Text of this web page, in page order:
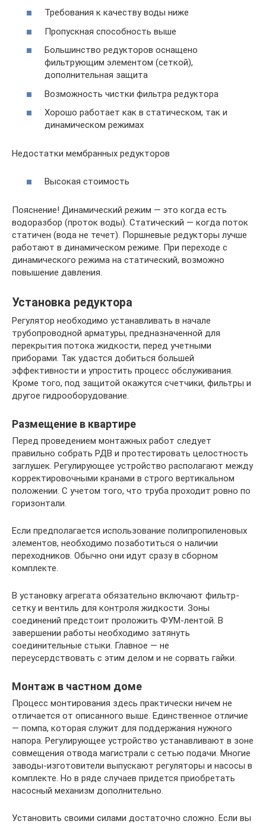
Требования к качеству воды ниже
Пропускная способность выше
Большинство редукторов оснащено
фильтрующим элементом (сеткой),
дополнительная защита
Возможность чистки фильтра редуктора
Хорошо работает как в статическом, так и
динамическом режимах
Недостатки мембранных редукторов
Высокая стоимость
Пояснение! Динамический режим — это когда есть
водоразбор (проток воды). Статический — когда поток
статичен (вода не течет). Поршневые редукторы лучше
работают в динамическом режиме. При переходе с
динамического режима на статический, возможно
повышение давления.
Установка редуктора
Регулятор необходимо устанавливать в начале
трубопроводной арматуры, предназначенной для
перекрытия потока жидкости, перед учетными
приборами. Так удастся добиться большей
эффективности и упростить процесс обслуживания.
Кроме того, под защитой окажутся счетчики, фильтры и
другое гидрооборудование.
Размещение в квартире
Перед проведением монтажных работ следует
правильно собрать РДВ и протестировать целостность
заглушек. Регулирующее устройство располагают между
корректировочными кранами в строго вертикальном
положении. С учетом того, что труба проходит ровно по
горизонтали.
Если предполагается использование полипропиленовых
элементов, необходимо позаботиться о наличии
переходников. Обычно они идут сразу в сборном
комплекте.
В установку агрегата обязательно включают фильтр-
сетку и вентиль для контроля жидкости. Зоны
соединений предстоит проложить ФУМ-лентой. В
завершении работы необходимо затянуть
соединительные стыки. Главное — не
переусердствовать с этим делом и не сорвать гайки.
Монтаж в частном доме
Процесс монтирования здесь практически ничем не
отличается от описанного выше. Единственное отличие
— помпа, которая служит для поддержания нужного
напора. Регулирующее устройство устанавливают в зоне
совмещения отвода магистрали с сетью подачи. Многие
заводы-изготовители выпускают регуляторы и насосы в
комплекте. Но в ряде случаев придется приобретать
насосный механизм дополнительно.
Установить своими силами достаточно сложно. Если вы